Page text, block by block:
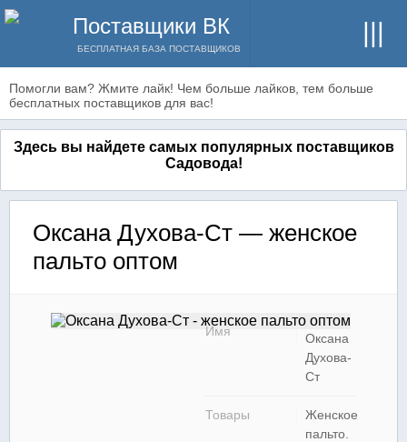
Поставщики ВК
БЕСПЛАТНАЯ БАЗА ПОСТАВЩИКОВ
Помогли вам? Жмите лайк! Чем больше лайков, тем больше
бесплатных поставщиков для вас!
Здесь вы найдете самых популярных поставщиков
Садовода!
Оксана Духова-Ст — женское
пальто оптом
Имя
Оксана
Духова-
Ст
Товары
Женское
пальто.